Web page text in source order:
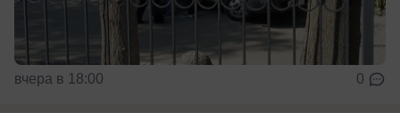
вчера в 18:00 0